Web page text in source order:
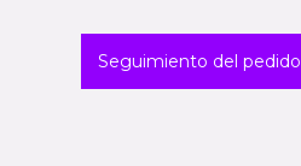
Seguimiento del pedido